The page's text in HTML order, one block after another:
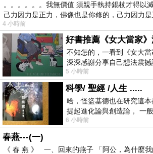
。。。。。。我無價值 須親手執持錫杖才得以
己力因力是正力，佛像也是你修的，己力因力
4 小時前
不知怎的，一看到《女大當
深深感謝分享自己想法震
不同樣貌的家庭！ 《女大
5 小時前
科學/ 聖經 /人生 .....
哈，怪盜基德也在研究這
提起進化論與創造論， 一
時間就有「 進化論很科
6 小時前
春燕---(一)
《 春 燕 》 一、回來的燕子 「阿公，為什麼